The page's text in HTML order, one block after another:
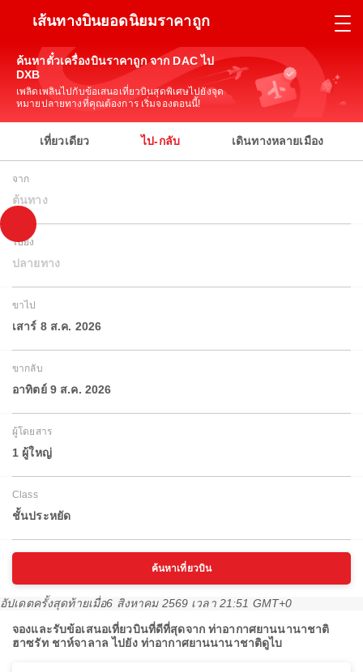
เส้นทางบินยอดนิยมราคาถูก
ค้นหาตั๋วเครื่องบินราคาถูก จาก DAC ไป
DXB
เพลิดเพลินไปกับข้อเสนอเที่ยวบินสุดพิเศษไปยังจุด
หมายปลายทางที่คุณต้องการ เริ่มจองตอนนี้!
เที่ยวเดียว ไป-กลับ เดินทางหลายเมือง
จาก
ต้นทาง
ไปยัง
ปลายทาง
ขาไป
เสาร์ 8 ส.ค. 2026
ขากลับ
อาทิตย์ 9 ส.ค. 2026
ผู้โดยสาร
1 ผู้ใหญ่
Class
ชั้นประหยัด
ค้นหาเที่ยวบิน
อัปเดตครั้งสุดท้ายเมื่อ6 สิงหาคม 2569 เวลา 21:51 GMT+0
จองและรับข้อเสนอเที่ยวบินที่ดีที่สุดจาก ท่าอากาศยานนานาชาติ
ฮาซรัท ชาห์จาลาล ไปยัง ท่าอากาศยานนานาชาติดูไบ